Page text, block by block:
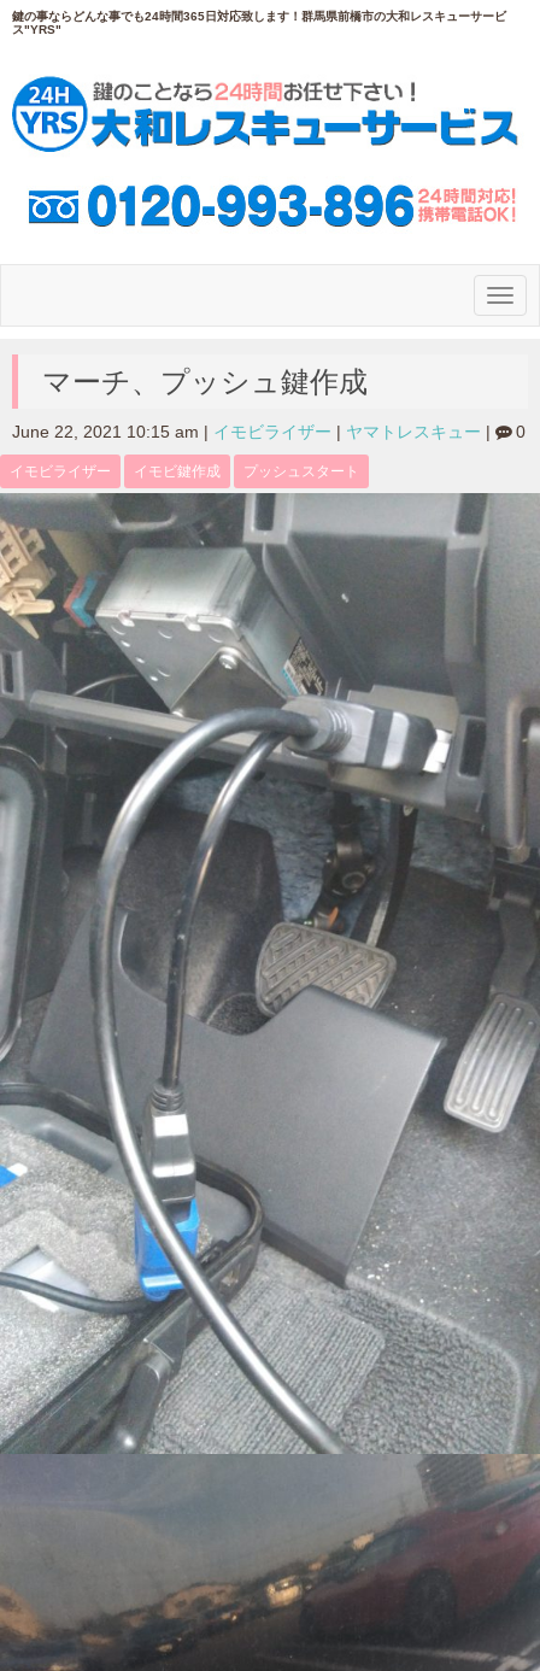
鍵の事ならどんな事でも24時間365日対応致します！群馬県前橋市の大和レスキューサービ
ス"YRS"
N
a
i
マーチ、プッシュ鍵作成
June 22, 2021 10:15 am イモビライザー ヤマトレスキュー 0
イモビライザー イモビ鍵作成 プッシュスタート